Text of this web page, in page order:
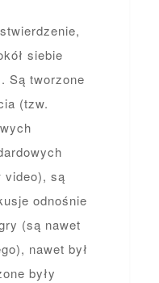
siebie
Są tworzone
(tzw.
video), są
odnośnie
(są nawet
nawet był
były